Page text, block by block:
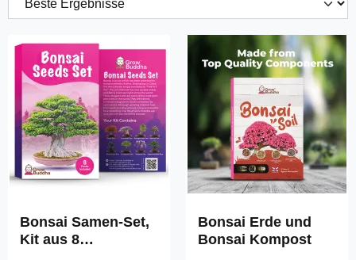
Bonsai Samen-Set,
Kit aus 8
Bonsai Erde und
Bonsai Kompost